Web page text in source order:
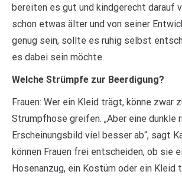
bereiten es gut und kindgerecht darauf
schon etwas älter und von seiner
genug sein, sollte es ruhig selbst
es dabei sein möchte.
Welche Strümpfe zur Beerdigung?
Frauen: Wer ein Kleid trägt, könne zwar
Strumpfhose greifen. „Aber eine dunkle
Erscheinungsbild viel besser ab“, sagt
können Frauen frei entscheiden, ob sie
Hosenanzug, ein Kostüm oder ein Kleid